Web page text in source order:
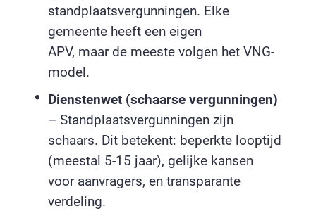
standplaatsvergunningen. Elke
gemeente heeft een eigen
APV, maar de meeste volgen het VNG-
model.
Dienstenwet (schaarse vergunningen)
– Standplaatsvergunningen zijn
schaars. Dit betekent: beperkte looptijd
(meestal 5-15 jaar), gelijke kansen
voor aanvragers, en transparante
verdeling.